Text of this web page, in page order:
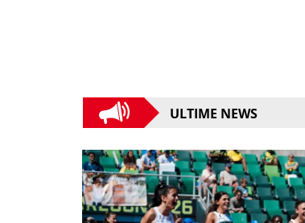
ULTIME NEWS